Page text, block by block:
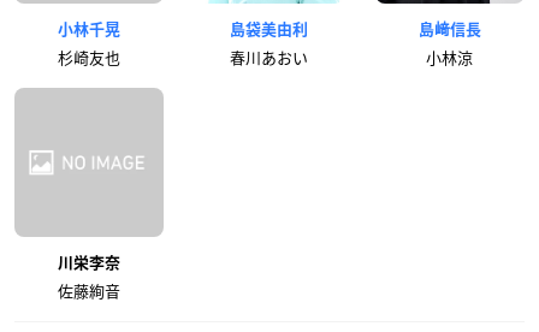
小林千晃
杉崎友也
島袋美由利
春川あおい
島﨑信長
小林涼
川栄李奈
佐藤絢音